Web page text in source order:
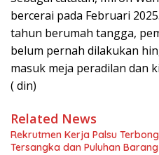
bercerai pada Februari
tahun berumah tangga,
belum pernah dilakukan
masuk meja peradilan dan
( din)
Related News
Rekrutmen Kerja Palsu
Tersangka dan Puluhan